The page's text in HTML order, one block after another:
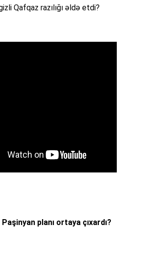
Qafqaz razılığı əldə etdi?
planı ortaya çıxardı?